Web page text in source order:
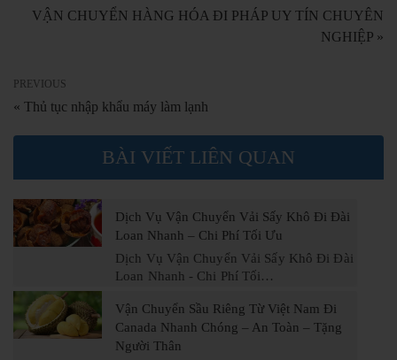
VẬN CHUYỂN HÀNG HÓA ĐI PHÁP UY TÍN CHUYÊN
NGHIỆP »
PREVIOUS
« Thủ tục nhập khẩu máy làm lạnh
BÀI VIẾT LIÊN QUAN
Dịch Vụ Vận Chuyển Vải Sấy Khô Đi Đài
Loan Nhanh – Chi Phí Tối Ưu
Dịch Vụ Vận Chuyển Vải Sấy Khô Đi Đài
Loan Nhanh - Chi Phí Tối…
Vận Chuyển Sầu Riêng Từ Việt Nam Đi
Canada Nhanh Chóng – An Toàn – Tặng
Người Thân